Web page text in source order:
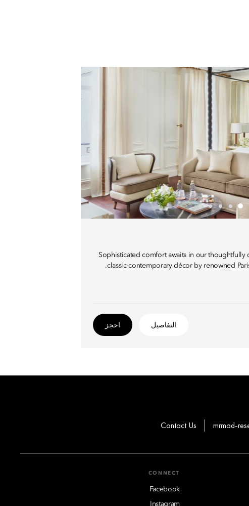
Sophisticated comfort awaits in our thoughtfully
classic-contemporary décor by renowned
التفاصيل احجز
mrmad-
Contact Us
CONNECT
Facebook
Instagram